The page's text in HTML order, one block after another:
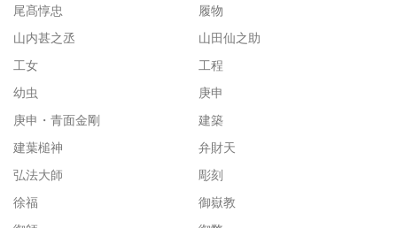
尾髙惇忠
履物
山内甚之丞
山田仙之助
工女
工程
幼虫
庚申
庚申・青面金剛
建築
建葉槌神
弁財天
弘法大師
彫刻
徐福
御嶽教